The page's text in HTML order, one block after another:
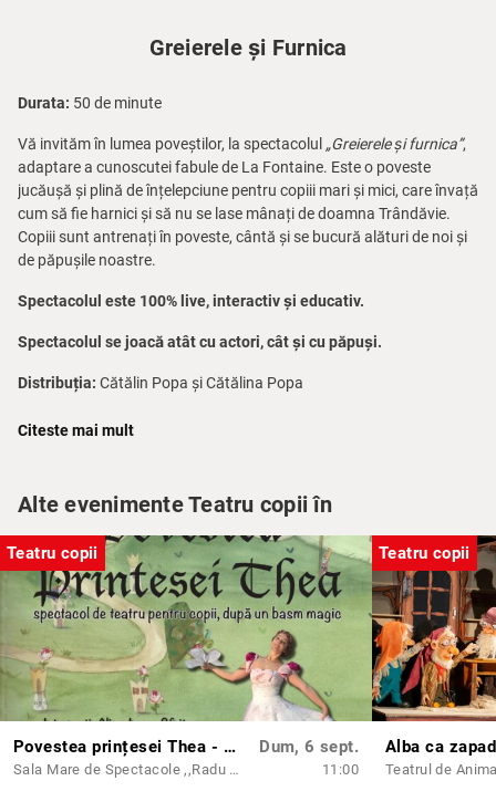
Greierele și Furnica
Durata: 50 de minute
Vă invităm în lumea poveștilor, la spectacolul „Greierele și furnica”,
adaptare a cunoscutei fabule de La Fontaine. Este o poveste
jucăușă și plină de înțelepciune pentru copiii mari și mici, care învață
cum să fie harnici și să nu se lase mânați de doamna Trândăvie.
Copiii sunt antrenați în poveste, cântă și se bucură alături de noi și
de păpușile noastre.
Spectacolul este 100% live, interactiv și educativ.
Spectacolul se joacă atât cu actori, cât și cu păpuși.
Distribuția: Cătălin Popa și Cătălina Popa
Un spectacol produs de Compania de teatru Magix, organizat de
Citeste mai mult
Alte evenimente Teatru copii în
Teatru copii
Povestea prințesei Thea - Teatro Blu
Sala Mare de Spectacole ,,Radu Beligan'' Ateneul din Iași
Dum, 6 sept.
11:00
Teatru copii
Alba ca